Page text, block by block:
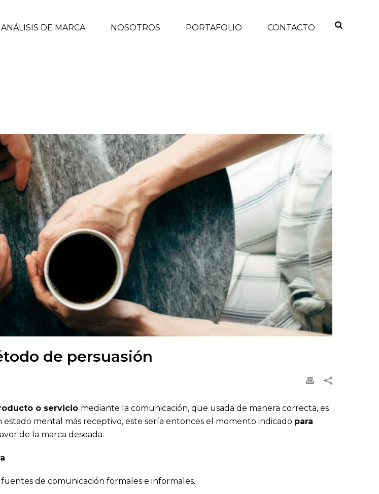
ANÁLISIS DE MARCA NOSOTROS PORTAFOLIO CONTACTO
de persuasión
o servicio mediante la comunicación, que usada de manera correcta, es
mental más receptivo, este sería entonces el momento indicado para
de la marca deseada.
fuentes de comunicación formales e informales.